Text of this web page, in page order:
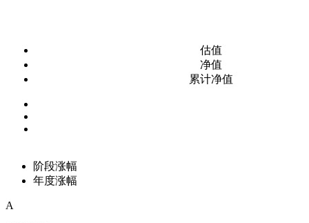
估值
净值
累计净值
阶段涨幅
年度涨幅
A